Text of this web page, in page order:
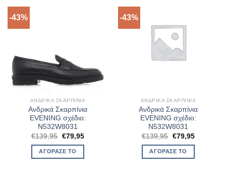
-43%
ΑΝΔΡΙΚΆ ΣΚΑΡΠΊΝΙΑ
Ανδρικά Σκαρπίνια
EVENING σχέδιο:
N532W8031
€139,95 Original
price
was:
€139,95.
€79,95Η
ΑΓΌΡΑΣΈ ΤΟ
-43%
ΑΝΔΡΙΚΆ ΣΚΑΡΠΊΝΙΑ
Ανδρικά Σκαρπίνια
EVENING σχέδιο:
N532W8031
€139,95 Original
price
was:
€139,95.
€79,95Η
ΑΓΌΡΑΣΈ ΤΟ